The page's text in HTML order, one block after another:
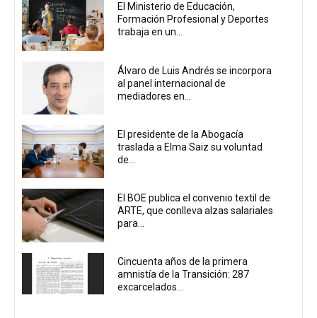
El Ministerio de Educación,
Formación Profesional y Deportes
trabaja en un...
Álvaro de Luis Andrés se incorpora
al panel internacional de
mediadores en...
El presidente de la Abogacía
traslada a Elma Saiz su voluntad
de...
El BOE publica el convenio textil de
ARTE, que conlleva alzas salariales
para...
Cincuenta años de la primera
amnistía de la Transición: 287
excarcelados...